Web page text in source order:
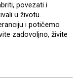
povezati i
u životu.
i potičemo
zadovoljno, živite